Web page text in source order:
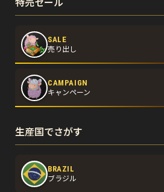
特売セール
SALE
売り出し
CAMPAIGN
キャンペーン
生産国でさがす
BRAZIL
ブラジル